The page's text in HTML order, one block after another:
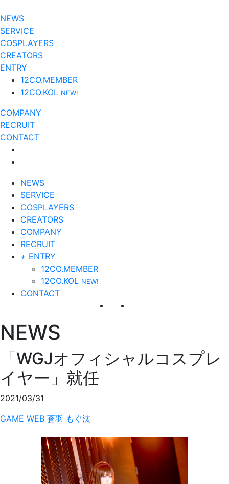
NEWS
SERVICE
COSPLAYERS
CREATORS
ENTRY
12CO.MEMBER
12CO.KOL NEW!
COMPANY
RECRUIT
CONTACT
NEWS
SERVICE
COSPLAYERS
CREATORS
COMPANY
RECRUIT
+ ENTRY
12CO.MEMBER
12CO.KOL NEW!
CONTACT
NEWS
「WGJオフィシャルコスプレ
イヤー」就任
2021/03/31
GAME WEB 蒼羽 もぐ汰